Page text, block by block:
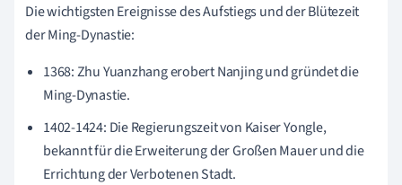
Die wichtigsten Ereignisse des Aufstiegs und der Blütezeit
der Ming-Dynastie:
1368: Zhu Yuanzhang erobert Nanjing und gründet die
Ming-Dynastie.
1402-1424: Die Regierungszeit von Kaiser Yongle,
bekannt für die Erweiterung der Großen Mauer und die
Errichtung der Verbotenen Stadt.